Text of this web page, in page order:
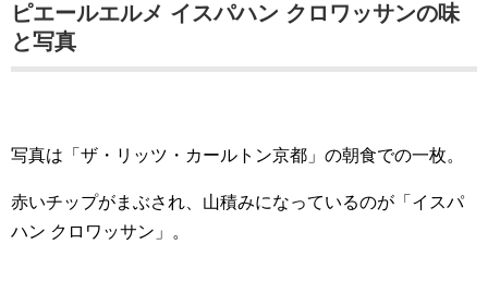
ピエールエルメ イスパハン クロワッサンの味
と写真
写真は「ザ・リッツ・カールトン京都」の朝食での一枚。
赤いチップがまぶされ、山積みになっているのが「イスパ
ハン クロワッサン」。